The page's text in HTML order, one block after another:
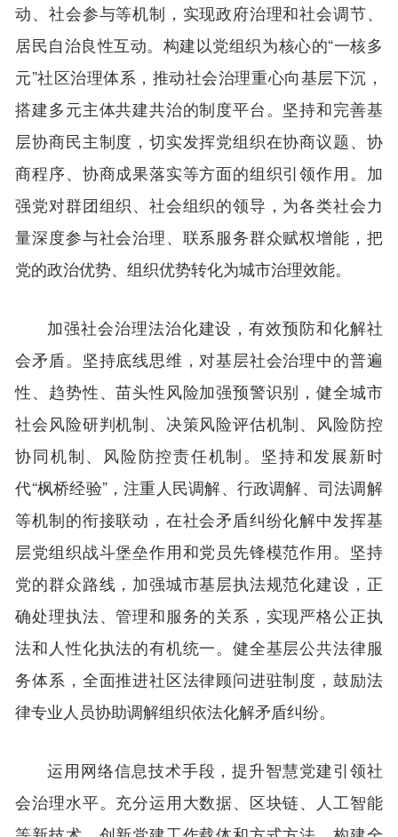
动、社会参与等机制，实现政府治理和社会调节、
居民自治良性互动。构建以党组织为核心的“一核多
元”社区治理体系，推动社会治理重心向基层下沉，
搭建多元主体共建共治的制度平台。坚持和完善基
层协商民主制度，切实发挥党组织在协商议题、协
商程序、协商成果落实等方面的组织引领作用。加
强党对群团组织、社会组织的领导，为各类社会力
量深度参与社会治理、联系服务群众赋权增能，把
党的政治优势、组织优势转化为城市治理效能。
加强社会治理法治化建设，有效预防和化解社
会矛盾。坚持底线思维，对基层社会治理中的普遍
性、趋势性、苗头性风险加强预警识别，健全城市
社会风险研判机制、决策风险评估机制、风险防控
协同机制、风险防控责任机制。坚持和发展新时
代“枫桥经验”，注重人民调解、行政调解、司法调解
等机制的衔接联动，在社会矛盾纠纷化解中发挥基
层党组织战斗堡垒作用和党员先锋模范作用。坚持
党的群众路线，加强城市基层执法规范化建设，正
确处理执法、管理和服务的关系，实现严格公正执
法和人性化执法的有机统一。健全基层公共法律服
务体系，全面推进社区法律顾问进驻制度，鼓励法
律专业人员协助调解组织依法化解矛盾纠纷。
运用网络信息技术手段，提升智慧党建引领社
会治理水平。充分运用大数据、区块链、人工智能